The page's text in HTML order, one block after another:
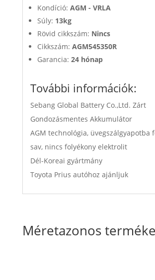
Kondíció: AGM - VRLA
Súly: 13kg
Rövid cikkszám: Nincs
Cikkszám: AGM545350R
Garancia: 24 hónap
További információk:
Sebang Global Battery Co.,Ltd. Zárt
Gondozásmentes Akkumulátor
AGM technológia, üvegszálgyapotba
sav, nincs folyékony elektrolit
Dél-Koreai gyártmány
Toyota Prius autóhoz ajánljuk
Méretazonos